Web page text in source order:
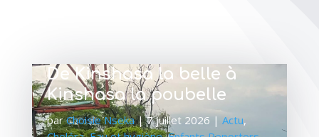
De Kinshasa la belle à
Kinshasa la poubelle
parChoisie Nseka|7 juillet 2026 |Actu,